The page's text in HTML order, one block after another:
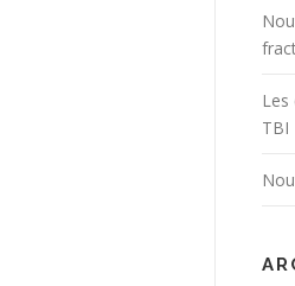
Les
TBI